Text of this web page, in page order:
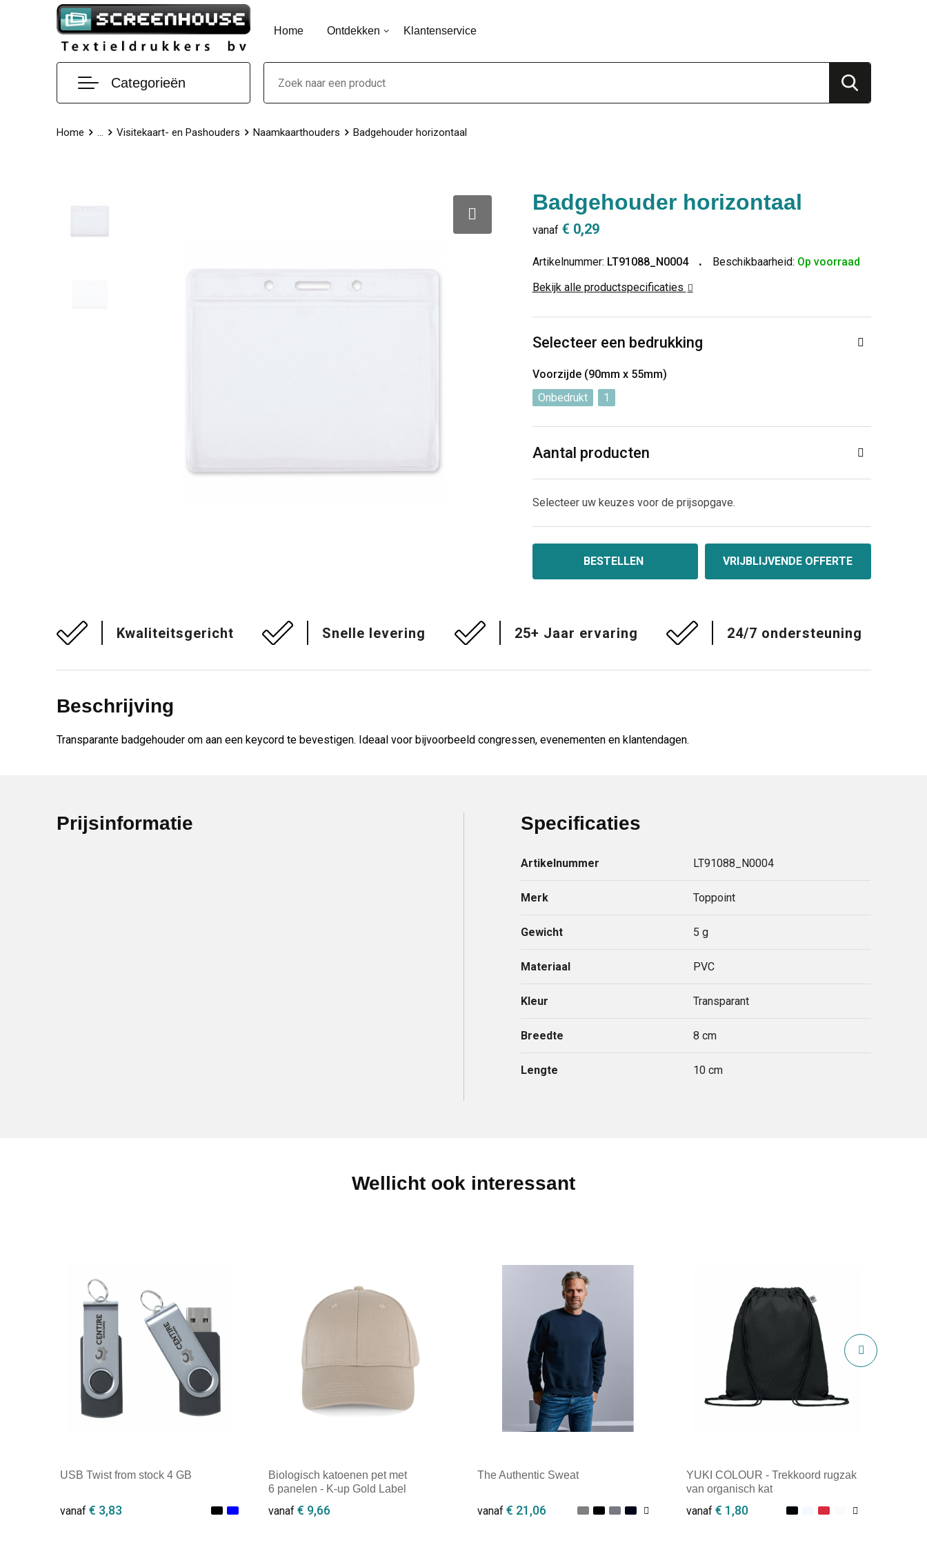
Home Ontdekken Klantenservice
Categorieën
Home ... Visitekaart- en Pashouders Naamkaarthouders Badgehouder horizontaal
Badgehouder horizontaal
vanaf € 0,29
Artikelnummer: LT91088_N0004 Beschikbaarheid: Op voorraad
Bekijk alle productspecificaties
Selecteer een bedrukking
Voorzijde (90mm x 55mm)
Onbedrukt
1
Aantal producten
Selecteer uw keuzes voor de prijsopgave.
BESTELLEN VRIJBLIJVENDE OFFERTE
Kwaliteitsgericht Snelle levering 25+ Jaar ervaring 24/7 ondersteuning
Beschrijving
Transparante badgehouder om aan een keycord te bevestigen. Ideaal voor bijvoorbeeld congressen, evenementen en klantendagen.
Prijsinformatie Specificaties
Artikelnummer LT91088_N0004
Merk Toppoint
Gewicht 5 g
Materiaal PVC
Kleur Transparant
Breedte 8 cm
Lengte 10 cm
Wellicht ook interessant
USB Twist from stock 4 GB
vanaf € 3,83
Biologisch katoenen pet met
6 panelen - K-up Gold Label
vanaf€ 9,66
The Authentic Sweat
vanaf € 21,06
YUKI COLOUR - Trekkoord rugzak
van organisch kat
vanaf € 1,80